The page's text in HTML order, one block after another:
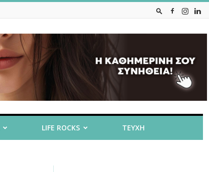
LIFE ROCKS ΤΕΥΧΗ